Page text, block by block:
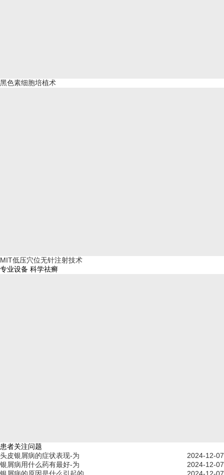
黑色素细胞培植术
MIT低压穴位无针注射技术
专业设备 科学祛癣
患者关注问题
头皮银屑病的症状表现-为
2024-12-07
银屑病用什么药有最好-为
2024-12-07